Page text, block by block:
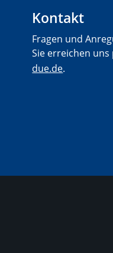
Kontakt
Fragen und
Sie erreichen
due.de.